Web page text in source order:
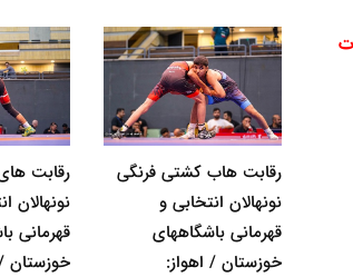
رقابت هاب کشتی فرنگی
نونهالان انتخابی و
قهرمانی باشگاههای
خوزستان / اهواز:
رقابت
نونهالان
قهرمانی
خوزستان